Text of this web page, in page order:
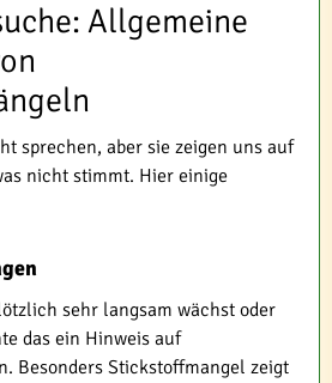
Allgemeine
sprechen, aber sie zeigen uns auf
nicht stimmt. Hier einige
sehr langsam wächst oder
das ein Hinweis auf
Besonders Stickstoffmangel zeigt